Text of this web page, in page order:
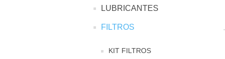
LUBRICANTES
FILTROS
KIT FILTROS